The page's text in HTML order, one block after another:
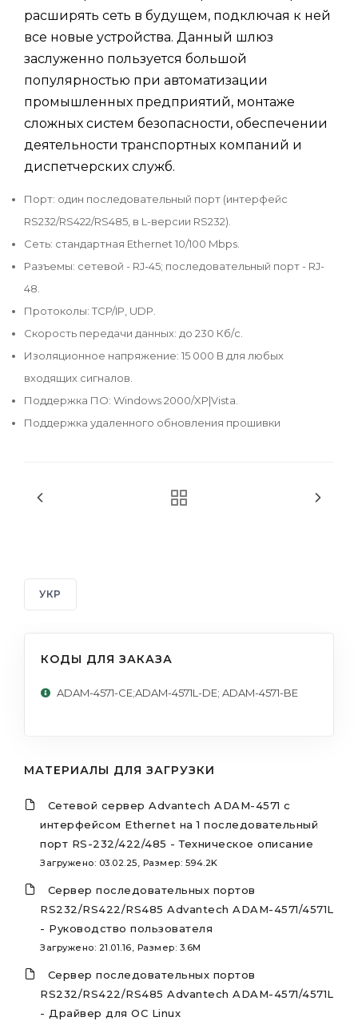
расширять сеть в будущем, подключая к ней
все новые устройства. Данный шлюз
заслуженно пользуется большой
популярностью при автоматизации
промышленных предприятий, монтаже
сложных систем безопасности, обеспечении
деятельности транспортных компаний и
диспетчерских служб.
Порт: один последовательный порт (интерфейс
RS232/RS422/RS485, в L-версии RS232).
Сеть: стандартная Ethernet 10/100 Mbps.
Разъемы: сетевой - RJ-45; последовательный порт - RJ-
48.
Протоколы: TCP/IP, UDP.
Скорость передачи данных: до 230 Кб/с.
Изоляционное напряжение: 15 000 В для любых
входящих сигналов.
Поддержка ПО: Windows 2000/XP|Vista.
Поддержка удаленного обновления прошивки
УКР
КОДЫ ДЛЯ ЗАКАЗА
ADAM-4571-CE;ADAM-4571L-DE; ADAM-4571-BE
МАТЕРИАЛЫ ДЛЯ ЗАГРУЗКИ
Сетевой сервер Advantech ADAM-4571 с
интерфейсом Ethernet на 1 последовательный
порт RS-232/422/485 - Техническое описание
Загружено: 03.02.25, Размер: 594.2K
Сервер последовательных портов
RS232/RS422/RS485 Advantech ADAM-4571/4571L
- Руководство пользователя
Загружено: 21.01.16, Размер: 3.6M
Сервер последовательных портов
RS232/RS422/RS485 Advantech ADAM-4571/4571L
- Драйвер для ОС Linux